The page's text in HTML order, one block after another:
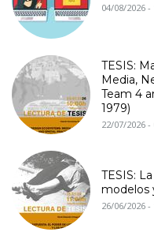
04/08/2026 -
TESIS:
Media,
Team 4
1979)
22/07/2026 -
TESIS:
modelos
26/06/2026 -